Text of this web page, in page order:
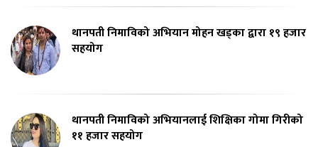
थानपती निमाविको अभियान मोहन खड्का द्वारा १९ हजार
सहयोग
थानपती निमाविको अभियानलाई शिक्षिका गोमा गिरीको
११ हजार सहयोग